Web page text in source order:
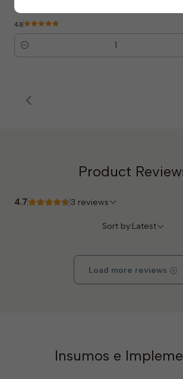
$5.290 CLP
4.8
Quantity
Product
4.7 3 reviews
Sort by:Latest
Load more reviews
Insumos e